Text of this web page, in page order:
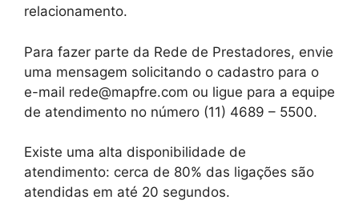
relacionamento.
Para fazer parte da Rede de Prestadores, envie
uma mensagem solicitando o cadastro para o
e-mail rede@mapfre.com ou ligue para a equipe
de atendimento no número (11) 4689 – 5500.
Existe uma alta disponibilidade de
atendimento: cerca de 80% das ligações são
atendidas em até 20 segundos.